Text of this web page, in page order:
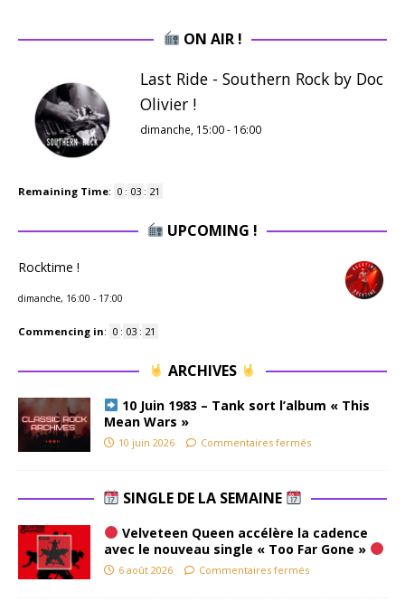
ON AIR !
Last Ride - Southern Rock by Doc
Olivier !
dimanche, 15:00- 16:00
Remaining Time: 0 : 03 : 21
UPCOMING !
Rocktime !
dimanche, 16:00 - 17:00
Commencing in: 0 : 03 : 21
ARCHIVES
10 Juin 1983 – Tank sort l’album « This
Mean Wars »
10 juin 2026 Commentaires fermés
SINGLE DE LA SEMAINE
Velveteen Queen accélère la cadence
avec le nouveau single « Too Far Gone »
6 août 2026 Commentaires fermés